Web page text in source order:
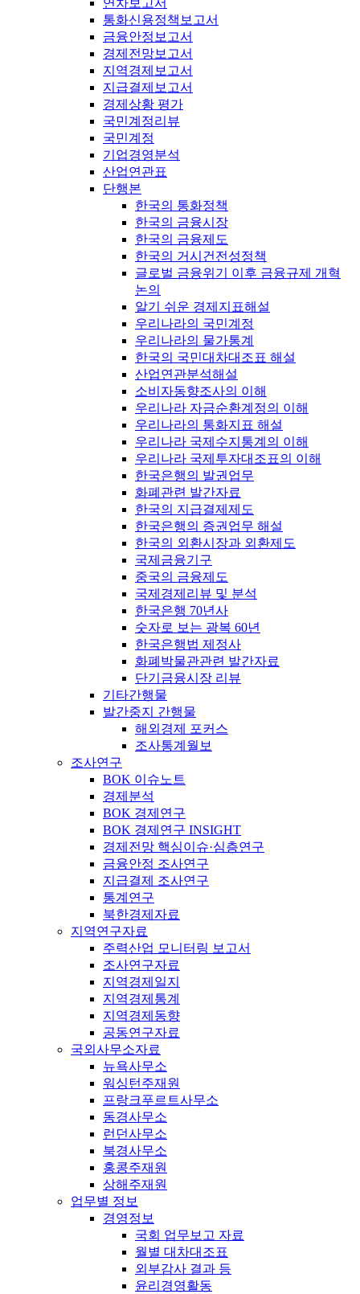
연차보고서
통화신용정책보고서
금융안정보고서
경제전망보고서
지역경제보고서
지급결제보고서
경제상황 평가
국민계정리뷰
국민계정
기업경영분석
산업연관표
단행본
한국의 통화정책
한국의 금융시장
한국의 금융제도
한국의 거시건전성정책
글로벌 금융위기 이후 금융규제 개혁
논의
알기 쉬운 경제지표해설
우리나라의 국민계정
우리나라의 물가통계
한국의 국민대차대조표 해설
산업연관분석해설
소비자동향조사의 이해
우리나라 자금순환계정의 이해
우리나라의 통화지표 해설
우리나라 국제수지통계의 이해
우리나라 국제투자대조표의 이해
한국은행의 발권업무
화폐관련 발간자료
한국의 지급결제제도
한국은행의 증권업무 해설
한국의 외환시장과 외환제도
국제금융기구
중국의 금융제도
국제경제리뷰 및 분석
한국은행 70년사
숫자로 보는 광복 60년
한국은행법 제정사
화폐박물관관련 발간자료
단기금융시장 리뷰
기타간행물
발간중지 간행물
해외경제 포커스
조사통계월보
조사연구
BOK 이슈노트
경제분석
BOK 경제연구
BOK 경제연구 INSIGHT
경제전망 핵심이슈·심층연구
금융안정 조사연구
지급결제 조사연구
통계연구
북한경제자료
지역연구자료
주력산업 모니터링 보고서
조사연구자료
지역경제일지
지역경제통계
지역경제동향
공동연구자료
국외사무소자료
뉴욕사무소
워싱턴주재원
프랑크푸르트사무소
동경사무소
런던사무소
북경사무소
홍콩주재원
상해주재원
업무별 정보
경영정보
국회 업무보고 자료
월별 대차대조표
외부감사 결과 등
윤리경영활동